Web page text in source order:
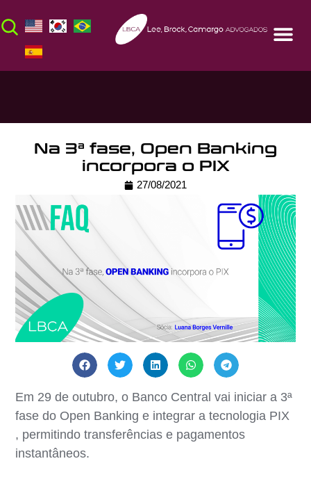
Na 3ª fase, Open Banking
incorpora o PIX
27/08/2021
Em 29 de outubro, o Banco Central vai iniciar a 3ª
fase do Open Banking e integrar a tecnologia PIX
, permitindo transferências e pagamentos
instantâneos.